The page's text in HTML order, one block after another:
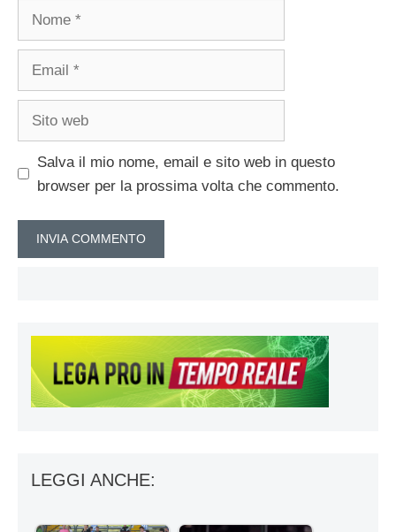
Nome
Email
Sito
Salva il mio nome, email e sito web in questo
browser per la prossima volta che commento.
LEGGI ANCHE: